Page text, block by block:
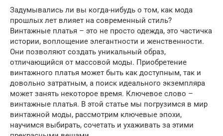
Задумывались ли вы когда-нибудь о том, как мода
прошлых лет влияет на современный стиль?
Винтажные платья – это не просто одежда, это частичка
истории, воплощение элегантности и женственности.
Они позволяют создать уникальный образ,
отличающийся от массовой моды. Приобретение
винтажного платья может быть как доступным, так и
довольно затратным, а поиск идеального экземпляра
может занять некоторое время. Ключевое слово –
винтажные платья. В этой статье мы погрузимся в мир
винтажной моды, рассмотрим ключевые эпохи,
научимся выбирать, сочетать и ухаживать за этими